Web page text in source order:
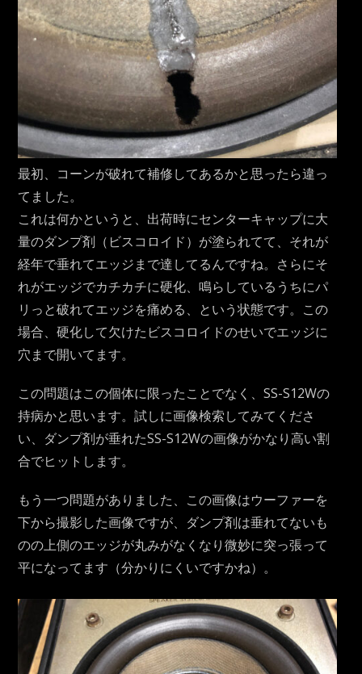
最初、コーンが破れて補修してあるかと思ったら違っ
てました。
これは何かというと、出荷時にセンターキャップに大
量のダンプ剤（ビスコロイド）が塗られてて、それが
経年で垂れてエッジまで達してるんですね。さらにそ
れがエッジでカチカチに硬化、鳴らしているうちにパ
リっと破れてエッジを痛める、という状態です。この
場合、硬化して欠けたビスコロイドのせいでエッジに
穴まで開いてます。
この問題はこの個体に限ったことでなく、SS-S12Wの
持病かと思います。試しに画像検索してみてくださ
い、ダンプ剤が垂れたSS-S12Wの画像がかなり高い割
合でヒットします。
もう一つ問題がありました、この画像はウーファーを
下から撮影した画像ですが、ダンプ剤は垂れてないも
のの上側のエッジが丸みがなくなり微妙に突っ張って
平になってます（分かりにくいですかね）。